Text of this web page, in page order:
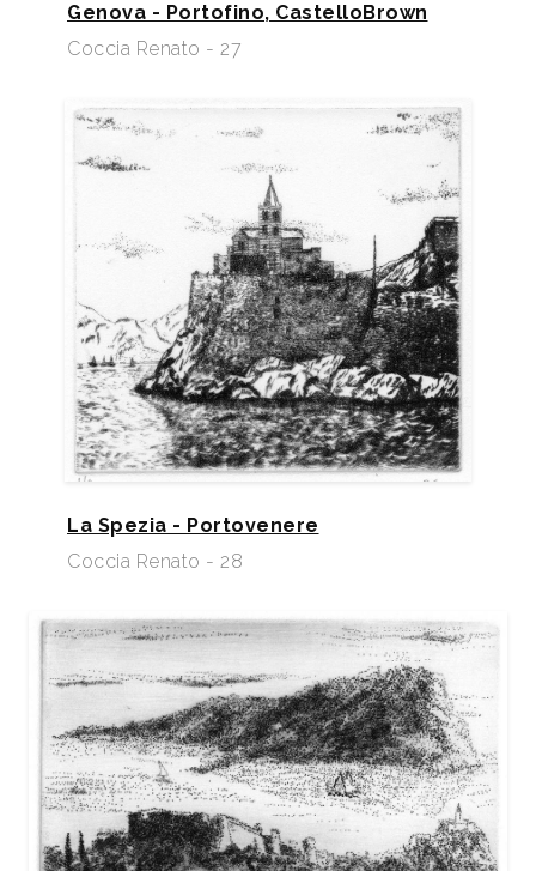
Genova - Portofino, CastelloBrown
Coccia Renato - 27
La Spezia - Portovenere
Coccia Renato - 28